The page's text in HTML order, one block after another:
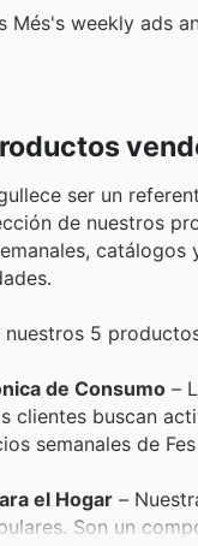
Més's weekly ads
ser un
de nuestros
5
de Consumo –
clientes buscan
semanales de
el Hogar –
Son un